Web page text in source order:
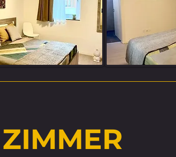
ZIMMER